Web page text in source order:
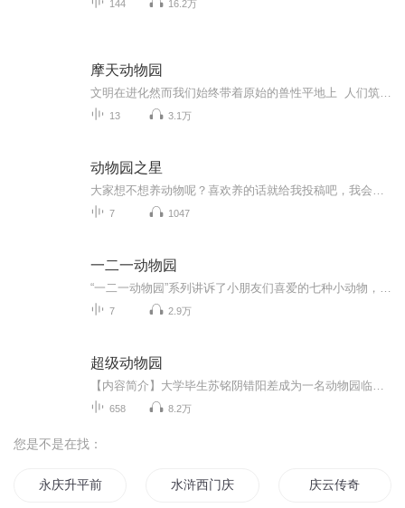
144 16.2万
摩天动物园
13 3.1万
动物园之星
7 1047
一二一动物园
7 2.9万
超级动物园
658 8.2万
您是不是在找：
永庆升平前传 水浒西门庆 庆云传奇